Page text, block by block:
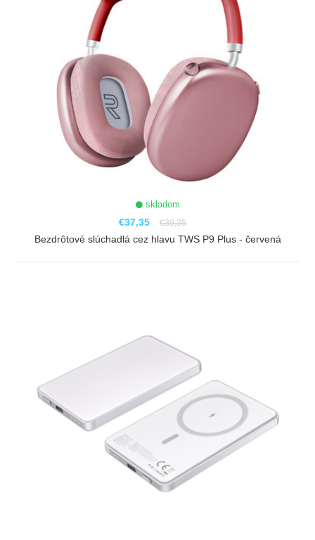
skladom
€37,35 €39,35
Bezdrôtové slúchadlá cez hlavu TWS P9 Plus - červená